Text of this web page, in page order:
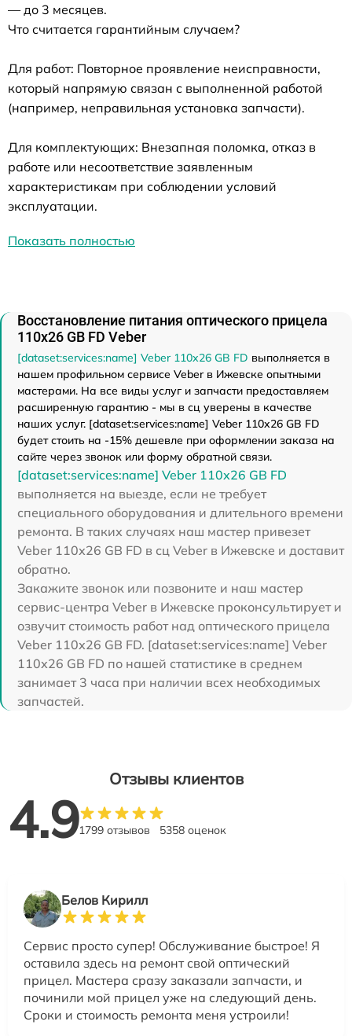
— до 3 месяцев.
Что считается гарантийным случаем?
Для работ: Повторное проявление неисправности,
который напрямую связан с выполненной работой
(например, неправильная установка запчасти).
Для комплектующих: Внезапная поломка, отказ в
работе или несоответствие заявленным
характеристикам при соблюдении условий
эксплуатации.
Показать полностью
Восстановление питания оптического прицела
110х26 GB FD Veber
[dataset:services:name] Veber 110х26 GB FD выполняется в
нашем профильном сервисе Veber в Ижевске опытными
мастерами. На все виды услуг и запчасти предоставляем
расширенную гарантию - мы в сц уверены в качестве
наших услуг. [dataset:services:name] Veber 110х26 GB FD
будет стоить на -15% дешевле при оформлении заказа на
сайте через звонок или форму обратной связи.
[dataset:services:name] Veber 110х26 GB FD
выполняется на выезде, если не требует
специального оборудования и длительного времени
ремонта. В таких случаях наш мастер привезет
Veber 110х26 GB FD в сц Veber в Ижевске и доставит
обратно.
Закажите звонок или позвоните и наш мастер
сервис-центра Veber в Ижевске проконсультирует и
озвучит стоимость работ над оптического прицела
Veber 110х26 GB FD. [dataset:services:name] Veber
110х26 GB FD по нашей статистике в среднем
занимает 3 часа при наличии всех необходимых
запчастей.
Отзывы клиентов
4.91799 отзывов 5358 оценок
Белов Кирилл
Сервис просто супер! Обслуживание быстрое! Я
оставила здесь на ремонт свой оптический
прицел. Мастера сразу заказали запчасти, и
починили мой прицел уже на следующий день.
Сроки и стоимость ремонта меня устроили!